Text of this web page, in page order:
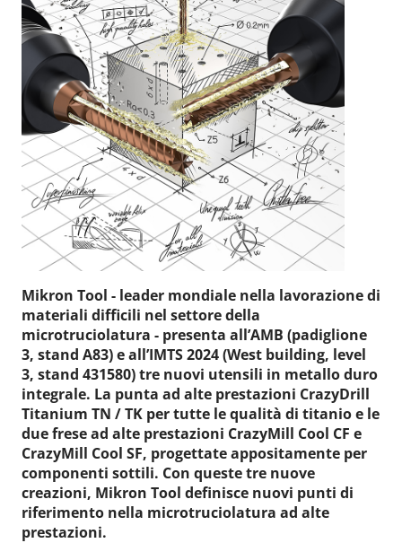
Mikron Tool - leader mondiale nella lavorazione di
materiali difficili nel settore della
microtruciolatura - presenta all’AMB (padiglione
3, stand A83) e all’IMTS 2024 (West building, level
3, stand 431580) tre nuovi utensili in metallo duro
integrale. La punta ad alte prestazioni CrazyDrill
Titanium TN / TK per tutte le qualità di titanio e le
due frese ad alte prestazioni CrazyMill Cool CF e
CrazyMill Cool SF, progettate appositamente per
componenti sottili. Con queste tre nuove
creazioni, Mikron Tool definisce nuovi punti di
riferimento nella microtruciolatura ad alte
prestazioni.